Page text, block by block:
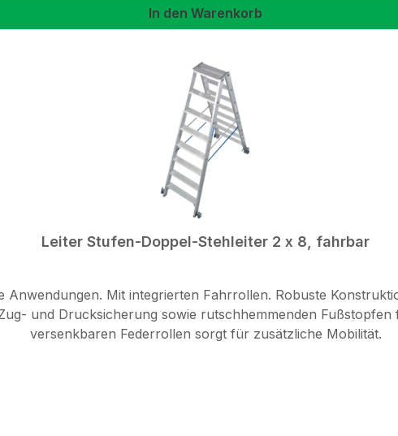
In den Warenkorb
Leiter Stufen-Doppel-Stehleiter 2 x 8, fahrbar
Mit integrierten Fahrrollen. Robuste
und Drucksicherung sowie rutschhemmenden
versenkbaren Federrollen sorgt für zusätzliche Mobilität.